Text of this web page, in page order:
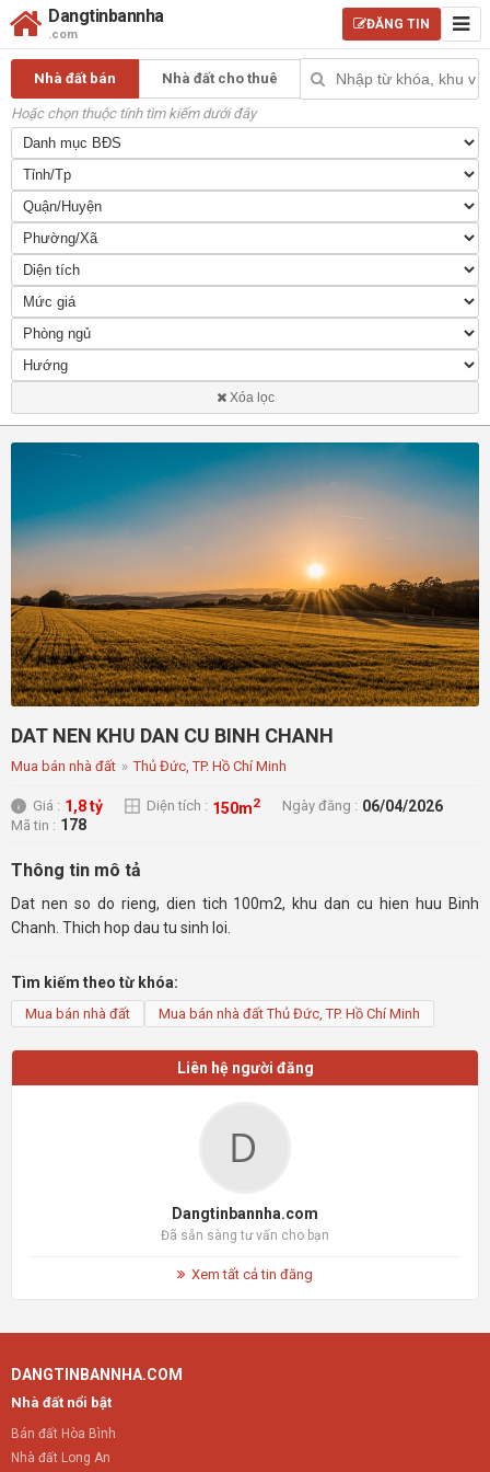
Dangtinbannha
.com
ĐĂNG TIN
Nhà đất bán Nhà đất cho thuê
Hoặc chọn thuộc tính tìm kiếm dưới đây
Xóa lọc
DAT NEN KHU DAN CU BINH CHANH
Mua bán nhà đất » Thủ Đức, TP. Hồ Chí Minh
Giá : 1,8 tỷ Diện tích : 150m2 Ngày đăng : 06/04/2026
Mã tin : 178
Thông tin mô tả
Dat nen so do rieng, dien tich 100m2, khu dan cu hien huu Binh
Chanh. Thich hop dau tu sinh loi.
Tìm kiếm theo từ khóa:
Mua bán nhà đất Mua bán nhà đất Thủ Đức, TP. Hồ Chí Minh
Liên hệ người đăng
Dangtinbannha.com
Đã sẵn sàng tư vấn cho bạn
Xem tất cả tin đăng
DANGTINBANNHA.COM
Nhà đất nổi bật
Bán đất Hòa Bình
Nhà đất Long An